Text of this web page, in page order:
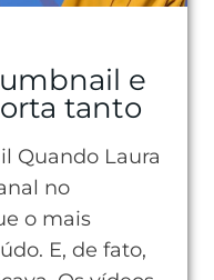
e
tanto
Quando Laura
no
o mais
E, de fato,